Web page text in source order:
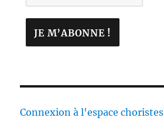
Connexion à l'espace choristes